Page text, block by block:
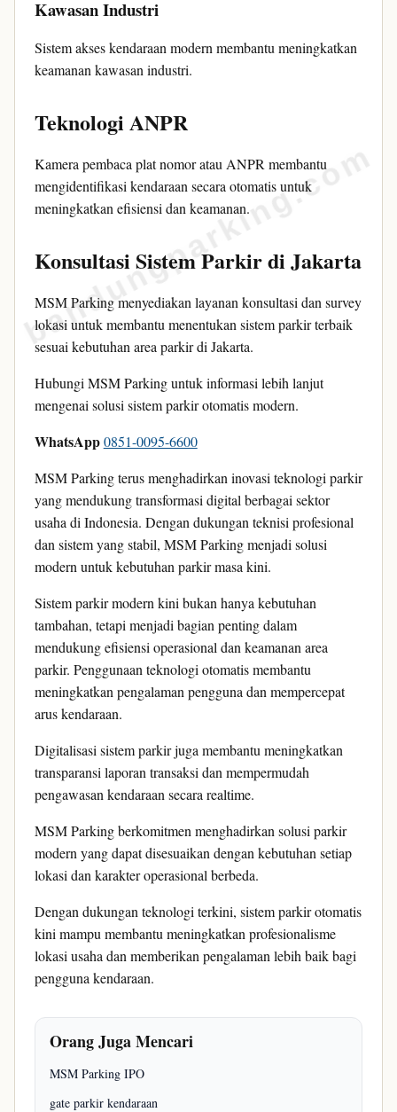
Kawasan Industri
Sistem akses kendaraan modern membantu meningkatkan
keamanan kawasan industri.
Teknologi ANPR
Kamera pembaca plat nomor atau ANPR membantu
mengidentifikasi kendaraan secara otomatis untuk
meningkatkan efisiensi dan keamanan.
Konsultasi Sistem Parkir di Jakarta
MSM Parking menyediakan layanan konsultasi dan survey
lokasi untuk membantu menentukan sistem parkir terbaik
sesuai kebutuhan area parkir di Jakarta.
Hubungi MSM Parking untuk informasi lebih lanjut
mengenai solusi sistem parkir otomatis modern.
WhatsApp 0851-0095-6600
MSM Parking terus menghadirkan inovasi teknologi parkir
yang mendukung transformasi digital berbagai sektor
usaha di Indonesia. Dengan dukungan teknisi profesional
dan sistem yang stabil, MSM Parking menjadi solusi
modern untuk kebutuhan parkir masa kini.
Sistem parkir modern kini bukan hanya kebutuhan
tambahan, tetapi menjadi bagian penting dalam
mendukung efisiensi operasional dan keamanan area
parkir. Penggunaan teknologi otomatis membantu
meningkatkan pengalaman pengguna dan mempercepat
arus kendaraan.
Digitalisasi sistem parkir juga membantu meningkatkan
transparansi laporan transaksi dan mempermudah
pengawasan kendaraan secara realtime.
MSM Parking berkomitmen menghadirkan solusi parkir
modern yang dapat disesuaikan dengan kebutuhan setiap
lokasi dan karakter operasional berbeda.
Dengan dukungan teknologi terkini, sistem parkir otomatis
kini mampu membantu meningkatkan profesionalisme
lokasi usaha dan memberikan pengalaman lebih baik bagi
pengguna kendaraan.
Orang Juga Mencari
MSM Parking IPO
gate parkir kendaraan
bandungparking.com